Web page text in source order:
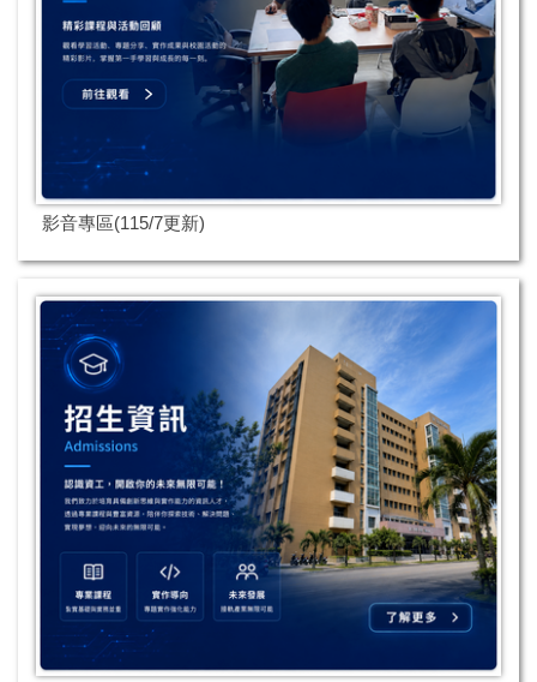
影音專區(115/7更新)